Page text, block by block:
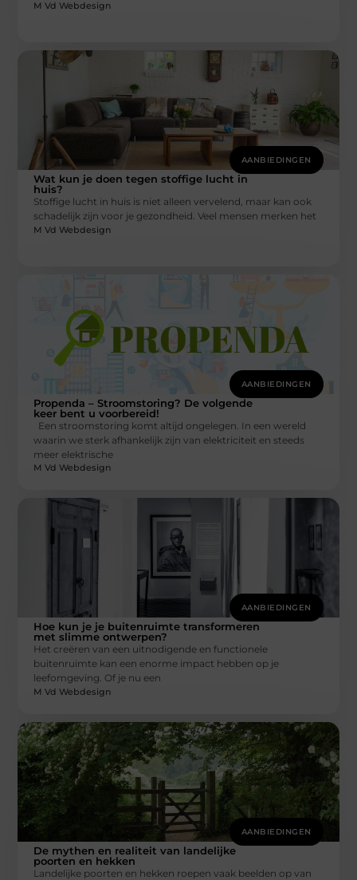
M Vd Webdesign
AANBIEDINGEN
Wat kun je doen tegen stoffige lucht in
huis?
Stoffige lucht in huis is niet alleen vervelend, maar kan ook
schadelijk zijn voor je gezondheid. Veel mensen merken het
M Vd Webdesign
AANBIEDINGEN
Propenda – Stroomstoring? De volgende
keer bent u voorbereid!
Een stroomstoring komt altijd ongelegen. In een wereld
waarin we sterk afhankelijk zijn van elektriciteit en steeds
meer elektrische
M Vd Webdesign
AANBIEDINGEN
Hoe kun je je buitenruimte transformeren
met slimme ontwerpen?
Het creëren van een uitnodigende en functionele
buitenruimte kan een enorme impact hebben op je
leefomgeving. Of je nu een
M Vd Webdesign
AANBIEDINGEN
De mythen en realiteit van landelijke
poorten en hekken
Landelijke poorten en hekken roepen vaak beelden op van